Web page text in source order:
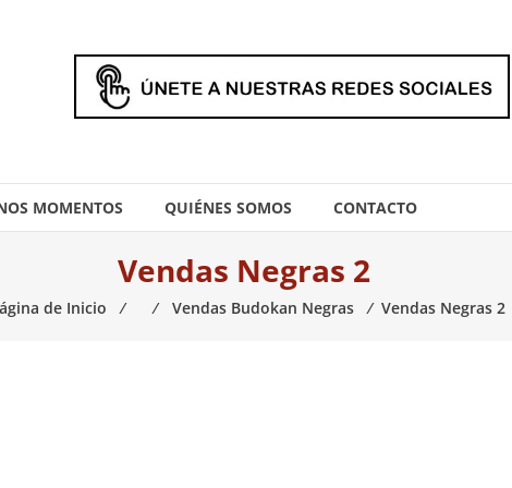
MOMENTOS QUIÉNES SOMOS CONTACTO
Vendas Negras 2
de Inicio ⁄ ⁄ Vendas Budokan Negras ⁄ Vendas Negras 2